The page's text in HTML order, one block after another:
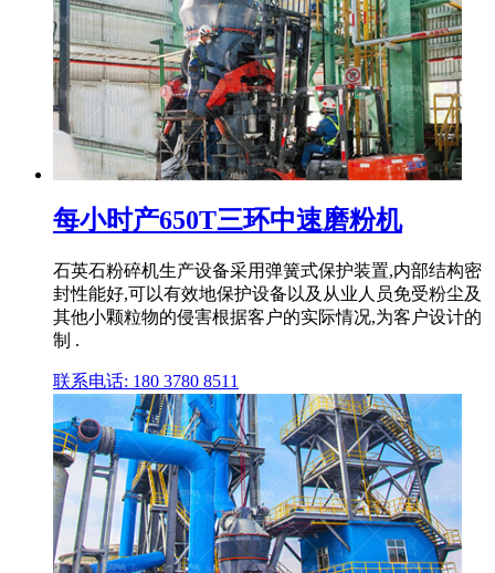
每小时产650T三环中速磨粉机
石英石粉碎机生产设备采用弹簧式保护装置,内部结构密
封性能好,可以有效地保护设备以及从业人员免受粉尘及
其他小颗粒物的侵害根据客户的实际情况,为客户设计的
制 .
联系电话: 180 3780 8511